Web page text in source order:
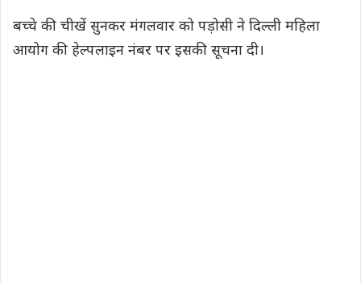
बच्चे की चीखें सुनकर मंगलवार को पड़ोसी ने दिल्ली महिला
आयोग की हेल्पलाइन नंबर पर इसकी सूचना दी।